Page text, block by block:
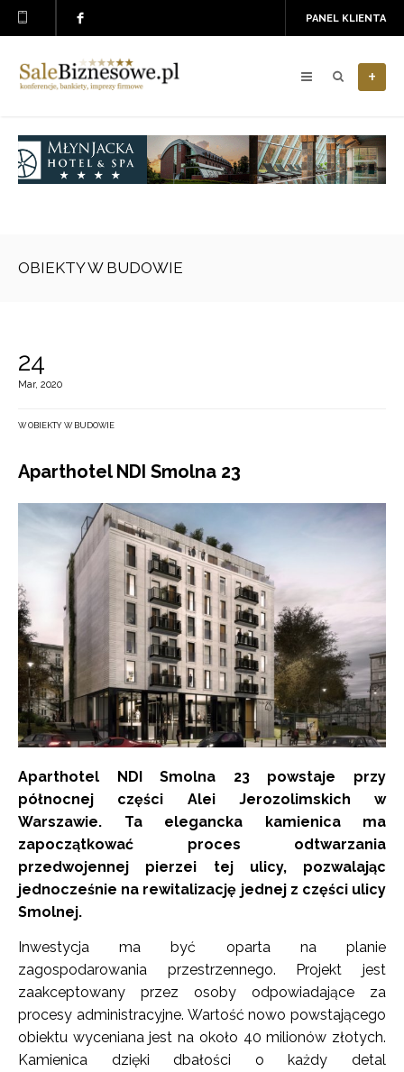
PANEL KLIENTA
+
OBIEKTY W BUDOWIE
24
Mar, 2020
W OBIEKTY W BUDOWIE
Aparthotel NDI Smolna 23
Aparthotel NDI Smolna 23 powstaje przy
północnej części Alei Jerozolimskich w
Warszawie. Ta elegancka kamienica ma
zapoczątkować proces odtwarzania
przedwojennej pierzei tej ulicy, pozwalając
jednocześnie na rewitalizację jednej z części ulicy
Smolnej.
Inwestycja ma być oparta na planie
zagospodarowania przestrzennego. Projekt jest
zaakceptowany przez osoby odpowiadające za
procesy administracyjne. Wartość nowo powstającego
obiektu wyceniana jest na około 40 milionów złotych.
Kamienica dzięki dbałości o każdy detal